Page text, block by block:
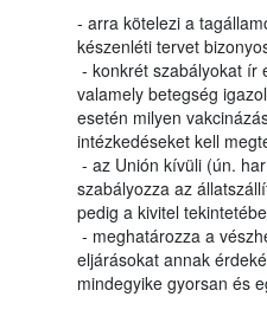
- arra kötelezi a
készenléti tervet
- konkrét szabályokat ír
valamely betegség
esetén milyen
intézkedéseket kell
- az Unión kívüli (ún.
szabályozza az
pedig a kivitel
- meghatározza a
eljárásokat annak
mindegyike gyorsan és